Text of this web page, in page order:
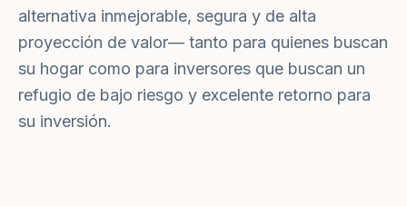
alternativa inmejorable, segura y de alta
proyección de valor— tanto para quienes buscan
su hogar como para inversores que buscan un
refugio de bajo riesgo y excelente retorno para
su inversión.